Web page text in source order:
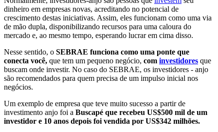
dinheiro em empresas novas, acreditando no potencial de
crescimento destas iniciativas. Assim, eles funcionam como uma via
de mão dupla, disponibilizando recursos para uma caloura do
mercado e, ao mesmo tempo, esperando lucrar em cima disso.
Nesse sentido, o SEBRAE funciona como uma ponte que
conecta você, que tem um pequeno negócio, com investidores que
buscam onde investir. No caso do SEBRAE, os investidores - anjo
são recomendados para quem precisa de um impulso inicial nos
negócios.
Um exemplo de empresa que teve muito sucesso a partir de
investimento anjo foi a Buscapé que recebeu US$500 mil de um
investidor e 10 anos depois foi vendida por US$342 milhões.